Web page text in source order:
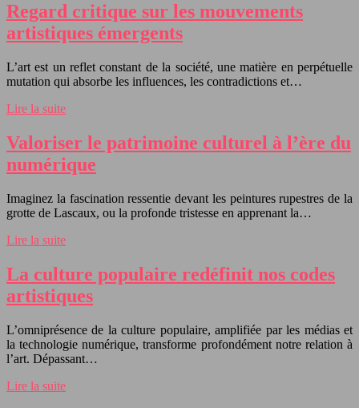
Regard critique sur les mouvements
artistiques émergents
L’art est un reflet constant de la société, une matière en perpétuelle
mutation qui absorbe les influences, les contradictions et…
Lire la suite
Valoriser le patrimoine culturel à l’ère du
numérique
Imaginez la fascination ressentie devant les peintures rupestres de la
grotte de Lascaux, ou la profonde tristesse en apprenant la…
Lire la suite
La culture populaire redéfinit nos codes
artistiques
L’omniprésence de la culture populaire, amplifiée par les médias et
la technologie numérique, transforme profondément notre relation à
l’art. Dépassant…
Lire la suite